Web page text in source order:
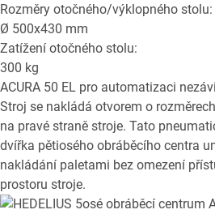
Rozměry otočného/výklopného stolu:
Ø 500x430 mm
Zatížení otočného stolu:
300 kg
ACURA 50 EL pro automatizaci
Stroj se nakládá otvorem o
na pravé straně stroje. Tato
dvířka pětiosého obráběcího centra
nakládání paletami bez omezení
prostoru stroje.